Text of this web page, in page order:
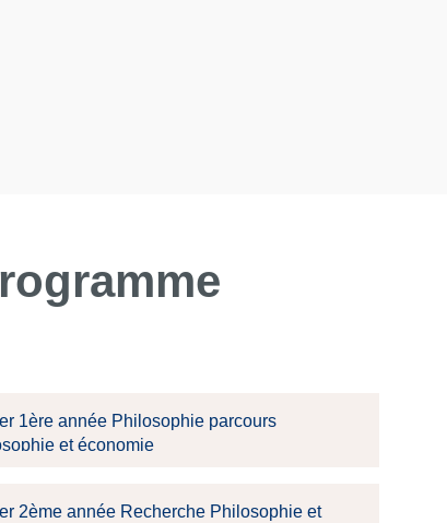
1ère année Philosophie parcours
et économie
2ème année Recherche Philosophie et